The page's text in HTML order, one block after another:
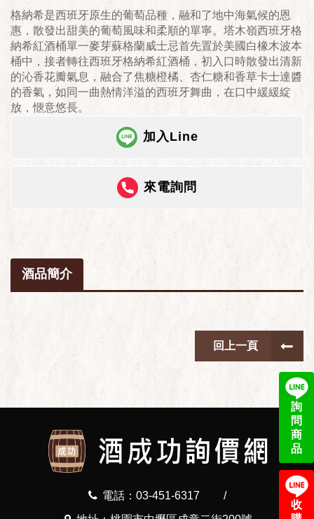
詢
問
商
品
收
格納希是西班牙原生的葡萄品種，融和了地中海氣候的恩
惠，散發出甜美的葡萄風味和柔順的單寧。塔木嶺西班牙格
納希紅酒桶單一麥芽蘇格蘭威士忌首先置於美國白橡木波本
桶中，接者轉往西班牙格納希紅酒桶，初入口時散發出清新
的沁香花瓣氣息，融合了焦糖橙橘、杏仁糖和香草卡士達醬
的香氣，如同一曲熱情洋溢的西班牙舞曲，在口中緩緩綻
放，愜意悠長。
加入Line
來電詢問
酒品簡介
回上一頁
電話：03-451-6317
/